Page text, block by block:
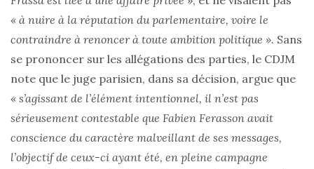
« à nuire à la réputation du parlementaire, voire le
contraindre à renoncer à toute ambition politique ». Sans
se prononcer sur les allégations des parties, le CDJM
note que le juge parisien, dans sa décision, argue que
« s’agissant de l’élément intentionnel, il n’est pas
sérieusement contestable que Fabien Ferasson avait
conscience du caractère malveillant de ses messages,
l’objectif de ceux-ci ayant été, en pleine campagne